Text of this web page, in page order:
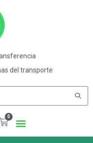
del transporte
0